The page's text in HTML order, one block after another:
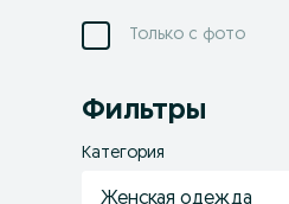
Только с фото
Фильтры
Категория
Женская одежда